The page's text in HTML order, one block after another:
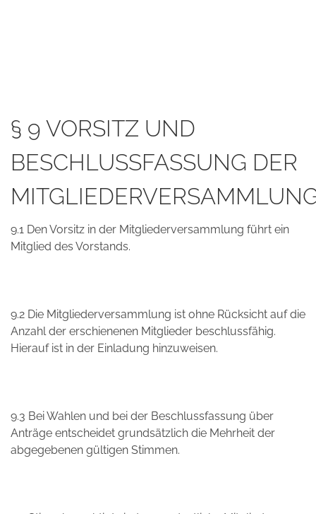
§ 9 VORSITZ UND
BESCHLUSSFASSUNG DER
9.1 Den Vorsitz in der Mitgliederversammlung führt ein
Mitglied des Vorstands.
9.2 Die Mitgliederversammlung ist ohne Rücksicht auf die
Anzahl der erschienenen Mitglieder beschlussfähig.
Hierauf ist in der Einladung hinzuweisen.
9.3 Bei Wahlen und bei der Beschlussfassung über
Anträge entscheidet grundsätzlich die Mehrheit der
abgegebenen gültigen Stimmen.